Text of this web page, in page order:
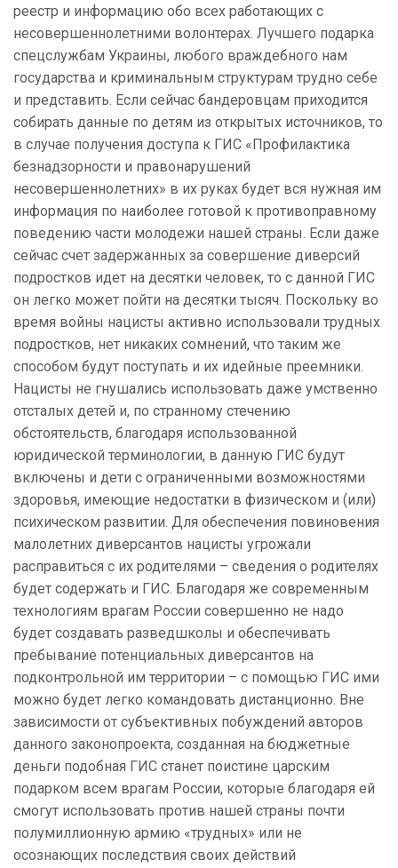
реестр и информацию обо всех работающих с
несовершеннолетними волонтерах. Лучшего подарка
спецслужбам Украины, любого враждебного нам
государства и криминальным структурам трудно себе
и представить. Если сейчас бандеровцам приходится
собирать данные по детям из открытых источников, то
в случае получения доступа к ГИС «Профилактика
безнадзорности и правонарушений
несовершеннолетних» в их руках будет вся нужная им
информация по наиболее готовой к противоправному
поведению части молодежи нашей страны. Если даже
сейчас счет задержанных за совершение диверсий
подростков идет на десятки человек, то с данной ГИС
он легко может пойти на десятки тысяч. Поскольку во
время войны нацисты активно использовали трудных
подростков, нет никаких сомнений, что таким же
способом будут поступать и их идейные преемники.
Нацисты не гнушались использовать даже умственно
отсталых детей и, по странному стечению
обстоятельств, благодаря использованной
юридической терминологии, в данную ГИС будут
включены и дети с ограниченными возможностями
здоровья, имеющие недостатки в физическом и (или)
психическом развитии. Для обеспечения повиновения
малолетних диверсантов нацисты угрожали
расправиться с их родителями – сведения о родителях
будет содержать и ГИС. Благодаря же современным
технологиям врагам России совершенно не надо
будет создавать разведшколы и обеспечивать
пребывание потенциальных диверсантов на
подконтрольной им территории – с помощью ГИС ими
можно будет легко командовать дистанционно. Вне
зависимости от субъективных побуждений авторов
данного законопроекта, созданная на бюджетные
деньги подобная ГИС станет поистине царским
подарком всем врагам России, которые благодаря ей
смогут использовать против нашей страны почти
полумиллионную армию «трудных» или не
осознающих последствия своих действий